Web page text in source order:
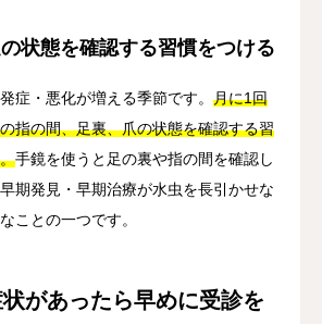
状態を確認する習慣をつける
症・悪化が増える季節です。 月に1回
指の間、足裏、爪の状態を確認する習
手鏡を使うと足の裏や指の間を確認し
期発見・早期治療が水虫を長引かせな
ことの一つです。
があったら早めに受診を